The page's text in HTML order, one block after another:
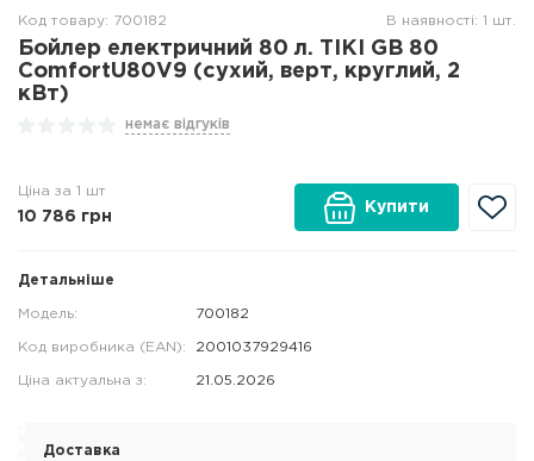
Код товару: 700182 В наявності: 1 шт.
Бойлер електричний 80 л. TIKI GB 80
ComfortU80V9 (сухий, верт, круглий, 2
кВт)
немає відгуків
Ціна за 1 шт
10 786 грн
Купити
Детальніше
Модель: 700182
Код виробника (EAN): 2001037929416
Ціна актуальна з: 21.05.2026
Доставка